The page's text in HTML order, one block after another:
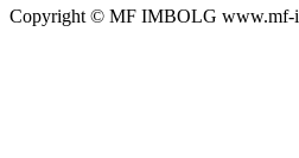
Copyright © MF IMBOLG www.mf-